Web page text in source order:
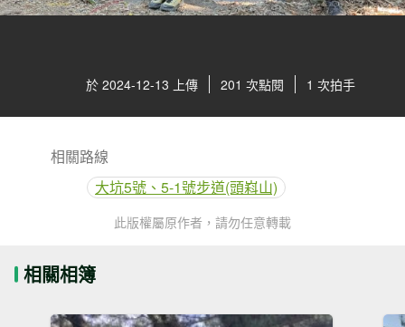
於 2024-12-13 上傳 201 次點閱 1 次拍手
相關路線
大坑5號、5-1號步道(頭嵙山)
此版權屬原作者，請勿任意轉載
相關相簿